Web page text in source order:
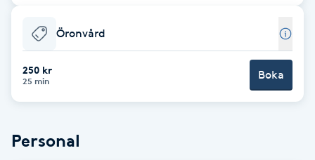
Fransfärgning
Fransförlängning
Fransförlängning Megavolym
Fransförlängning Volym
Öronvård
250 kr
25 min Boka
Personal